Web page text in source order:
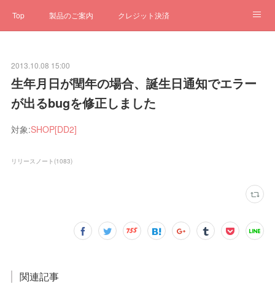
Top 製品のご案内 クレジット決済
クローゼット お問合せ
2013.10.08 15:00
生年月日が閏年の場合、誕生日通知でエラー
が出るbugを修正しました
対象:SHOP[DD2]
リリースノート (1083)
関連記事